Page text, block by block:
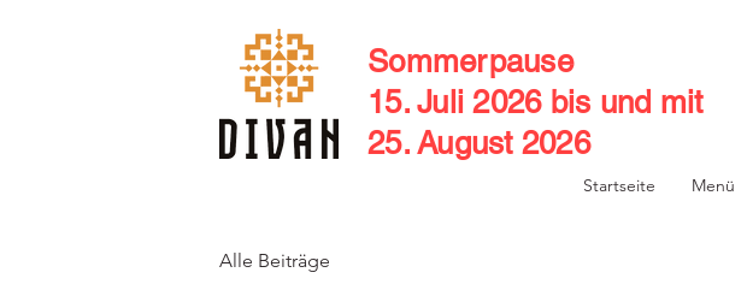
Sommerpause
15. Juli 2026 bis und mit
25. August 2026
Startseite Menü
Alle Beiträge